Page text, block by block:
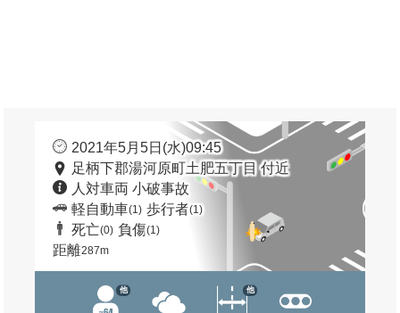
2021年5月5日(水)09:45
足柄下郡湯河原町土肥五丁目 付近
人対車両 小破事故
軽自動車(1) 歩行者(1)
死亡(0) 負傷(1)
距離287m
他 他